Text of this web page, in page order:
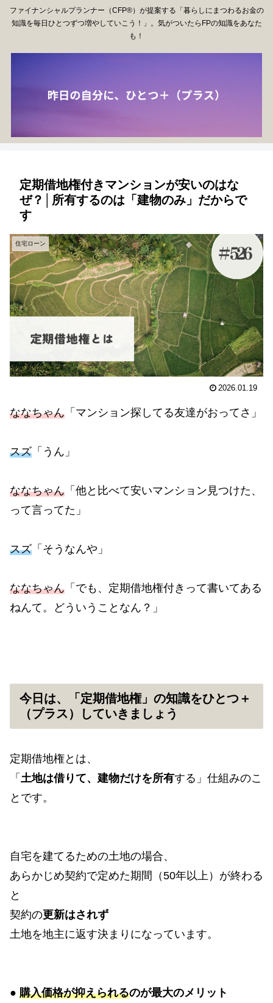
ファイナンシャルプランナー（CFP®）が提案する「暮らしにまつわるお金の
知識を毎日ひとつずつ増やしていこう！」。気がついたらFPの知識をあなた
も！
定期借地権付きマンションが安いのはな
ぜ？│所有するのは「建物のみ」だからで
す
住宅ローン
2026.01.19
ななちゃん 「マンション探してる友達がおってさ」
スズ 「うん」
ななちゃん 「他と比べて安いマンション見つけた、
って言ってた」
スズ 「そうなんや」
ななちゃん 「でも、定期借地権付きって書いてある
ねんて。どういうことなん？」
今日は、「定期借地権」の知識をひとつ＋
（プラス）していきましょう
定期借地権とは、
「 土地は借りて、建物だけを所有する」仕組みのこ
とです。
自宅を建てるための土地の場合、
あらかじめ契約で定めた期間（50年以上）が終わる
と
契約の更新はされず
土地を地主に返す決まりになっています。
● 購入価格が抑えられるのが最大のメリット